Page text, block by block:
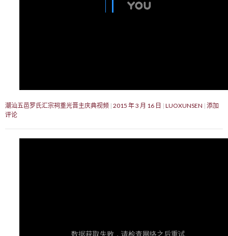
潮汕五邑罗氏汇宗祠重光晋主庆典视频 2015 年 3 月 16 日 LUOXUNSEN 添加
评论